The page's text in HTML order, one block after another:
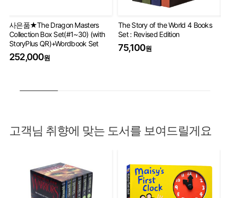
사은품★The Dragon Masters
Collection Box Set(#1~30) (with
StoryPlus QR)+Wordbook Set
252,000원
The Story of the World 4 Books
Set : Revised Edition
75,100원
고객님 취향에 맞는 도서를 보여드릴게요